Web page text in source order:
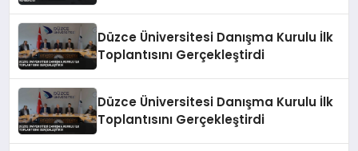
Düzce Üniversitesi Danışma Kurulu İlk
Toplantısını Gerçekleştirdi
Düzce Üniversitesi Danışma Kurulu İlk
Toplantısını Gerçekleştirdi